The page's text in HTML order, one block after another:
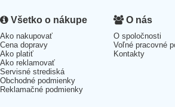
Všetko o nákupe
Ako nakupovať
Cena dopravy
Ako platiť
Ako reklamovať
Servisné strediská
Obchodné podmienky
Reklamačné podmienky
O nás
O spoločnosti
Voľné pracovné
Kontakty